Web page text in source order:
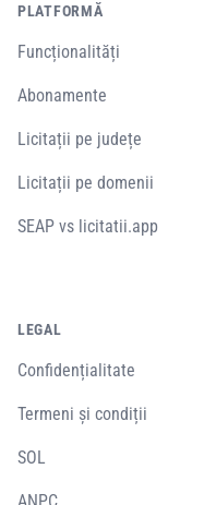
PLATFORMĂ
Funcționalități
Abonamente
Licitații pe județe
Licitații pe domenii
SEAP vs licitatii.app
LEGAL
Confidențialitate
Termeni și condiții
SOL